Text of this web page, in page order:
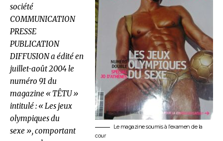
Le magazine soumis à l’examen de la
cour
société
COMMUNICATION
PRESSE
PUBLICATION
DIFFUSION a édité en
juillet-août 2004 le
numéro 91 du
magazine « TÊTU »
intitulé : « Les jeux
olympiques du
sexe », comportant